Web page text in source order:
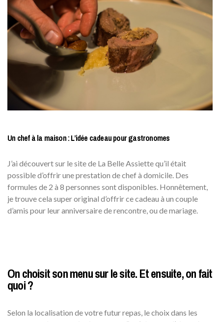
Un chef à la maison : L’idée cadeau pour gastronomes
J’ai découvert sur le site de La Belle Assiette qu’il était
possible d’offrir une prestation de chef à domicile. Des
formules de 2 à 8 personnes sont disponibles. Honnêtement,
je trouve cela super original d’offrir ce cadeau à un couple
d’amis pour leur anniversaire de rencontre, ou de mariage.
On choisit son menu sur le site. Et ensuite, on fait
quoi ?
Selon la localisation de votre futur repas, le choix dans les